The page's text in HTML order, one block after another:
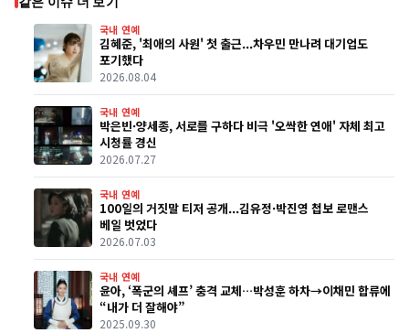
국내 연예
김혜준, '최애의 사원' 첫 출근...차우민 만나려 대기업도
포기했다
2026.08.04
국내 연예
박은빈·양세종, 서로를 구하다 비극 '오싹한 연애' 자체 최고
시청률 경신
2026.07.27
국내 연예
100일의 거짓말 티저 공개...김유정·박진영 첩보 로맨스
베일 벗었다
2026.07.03
국내 연예
윤아, ‘폭군의 셰프’ 충격 교체…박성훈 하차→이채민 합류에
“내가 더 잘해야”
2025.09.30